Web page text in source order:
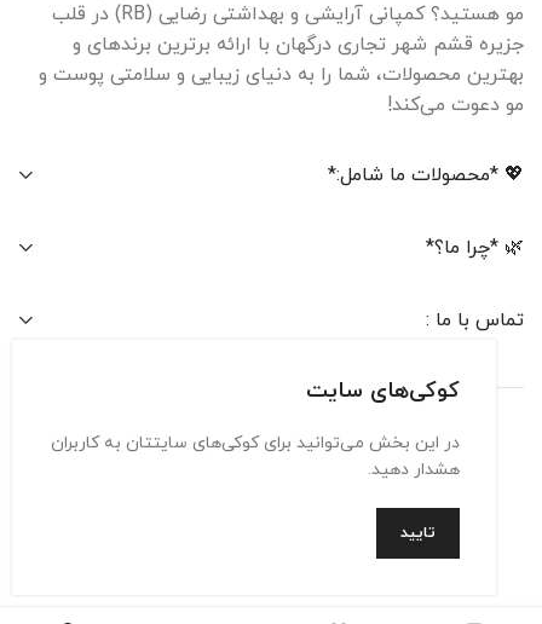
مو هستید؟ کمپانی آرایشی و بهداشتی رضایی (RB) در قلب
جزیره قشم شهر تجاری درگهان با ارائه برترین برندهای و
بهترین محصولات، شما را به دنیای زیبایی و سلامتی پوست و
مو دعوت می‌کند!
💖 *محصولات ما شامل:*
🌿 *چرا ما؟*
تماس با ما :
تماس با ما حریم شخصی شرایط استفاده
کوکی‌های سایت
در این بخش می‌توانید برای کوکی‌های سایتتان به کاربران
هشدار دهید.
تایید